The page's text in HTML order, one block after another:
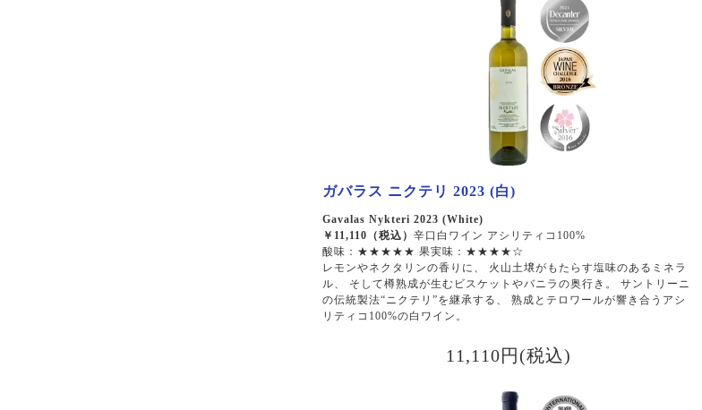
ガバラス ニクテリ 2023 (白)
Gavalas Nykteri 2023 (White)
￥11,110（税込）辛口白ワイン アシリティコ100%
酸味：★★★★★ 果実味：★★★★☆
レモンやネクタリンの香りに、 火山土壌がもたらす塩味のあるミネラ
ル、 そして樽熟成が生むビスケットやバニラの奥行き。 サントリーニ
の伝統製法“ニクテリ”を継承する、 熟成とテロワールが響き合うアシ
リティコ100%の白ワイン。
11,110円(税込)